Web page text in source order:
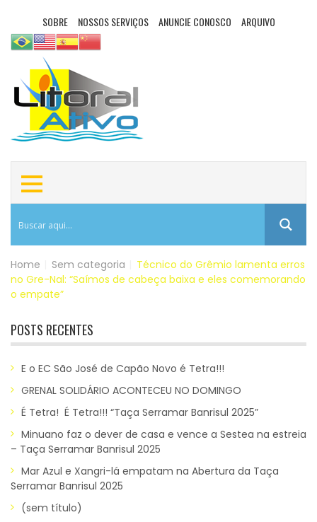
SOBRE NOSSOS SERVIÇOS ANUNCIE CONOSCO ARQUIVO
Home Sem categoria
Técnico do Grêmio lamenta erros
no Gre-Nal: “Saímos de cabeça baixa e eles comemorando
o empate”
POSTS RECENTES
E o EC São José de Capão Novo é Tetra!!!
GRENAL SOLIDÁRIO ACONTECEU NO DOMINGO
É Tetra! É Tetra!!! “Taça Serramar Banrisul 2025”
Minuano faz o dever de casa e vence a Sestea na estreia
– Taça Serramar Banrisul 2025
Mar Azul e Xangri-lá empatam na Abertura da Taça
Serramar Banrisul 2025
(sem título)